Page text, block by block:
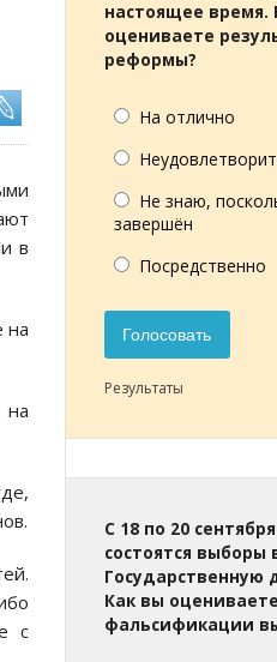
в
на
на
с
настоящее время.
оцениваете
реформы?
На отлично
Не знаю,
завершён
Посредственно
Голосовать
Результаты
С 18 по 20
состоятся выборы
Государственную
Как вы
фальсификации